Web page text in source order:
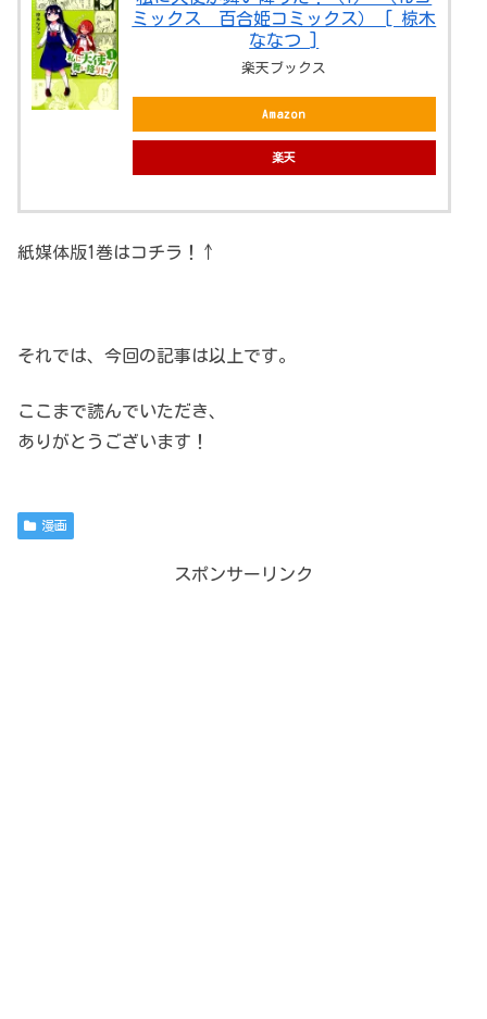
ミックス 百合姫コミックス） [ 椋木
ななつ ]
楽天ブックス
Amazon
楽天
紙媒体版1巻はコチラ！↑
それでは、今回の記事は以上です。
ここまで読んでいただき、
ありがとうございます！
漫画
スポンサーリンク